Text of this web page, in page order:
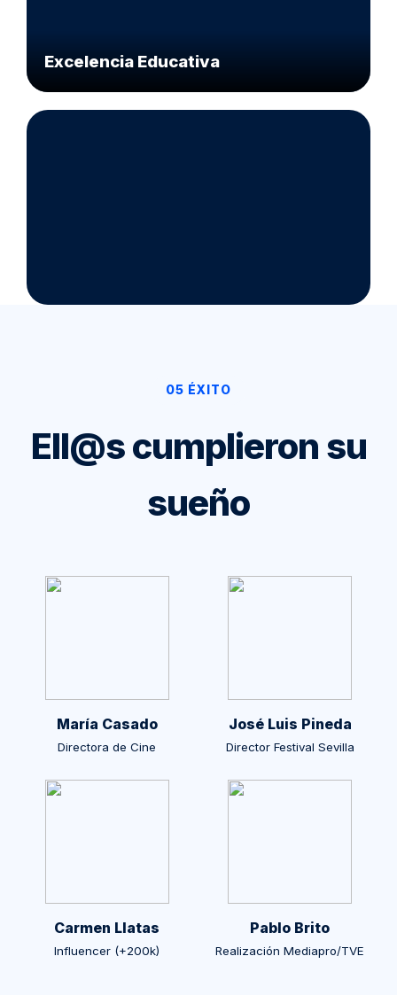
Excelencia Educativa
05 ÉXITO
Ell@s cumplieron su
sueño
María Casado
Directora de Cine
José Luis Pineda
Director Festival Sevilla
Carmen Llatas
Influencer (+200k)
Pablo Brito
Realización Mediapro/TVE